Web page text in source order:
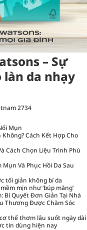
– Sự
làn da nhạy
2734
Mụn
Cách Kết Hợp Cho
Cách Chọn Liệu Trình Phù
Mụn Và Phục Hồi Da Sau
tối giản không bí da
mịn như ‘búp măng’
Bí Quyết Đơn Giản Tại Nhà
Thương Được Chăm Sóc
thể thơm lâu suốt ngày dài
tin dùng hiện nay